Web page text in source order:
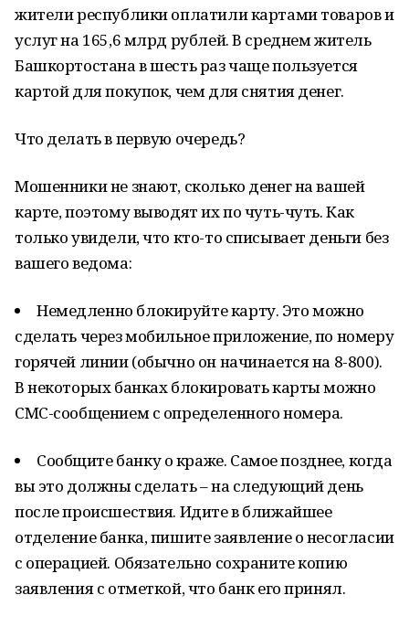
жители республики оплатили картами товаров и
услуг на 165,6 млрд рублей. В среднем житель
Башкортостана в шесть раз чаще пользуется
картой для покупок, чем для снятия денег.
Что делать в первую очередь?
Мошенники не знают, сколько денег на вашей
карте, поэтому выводят их по чуть-чуть. Как
только увидели, что кто-то списывает деньги без
вашего ведома:
Немедленно блокируйте карту. Это можно
сделать через мобильное приложение, по номеру
горячей линии (обычно он начинается на 8-800).
В некоторых банках блокировать карты можно
СМС-сообщением с определенного номера.
Сообщите банку о краже. Самое позднее, когда
вы это должны сделать – на следующий день
после происшествия. Идите в ближайшее
отделение банка, пишите заявление о несогласии
с операцией. Обязательно сохраните копию
заявления с отметкой, что банк его принял.